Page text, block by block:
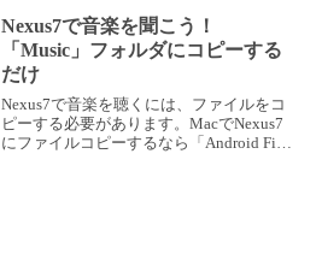
Nexus7で音楽を聞こう！
「Music」フォルダにコピーする
だけ
Nexus7で音楽を聴くには、ファイルをコ
ピーする必要があります。MacでNexus7
にファイルコピーするなら「Android File